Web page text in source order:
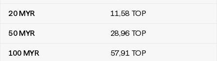
20 MYR 11,58 TOP
50 MYR 28,96 TOP
100 MYR 57,91 TOP